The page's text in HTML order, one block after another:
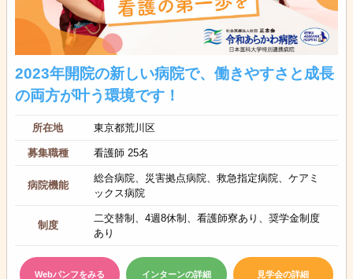
2023年開院の新しい病院で、働きやすさと成長
の両方が叶う環境です！
所在地 東京都荒川区
募集職種 看護師 25名
病院機能
総合病院、災害拠点病院、救急指定病院、ケアミ
ックス病院
制度
二交替制、4週8休制、看護師寮あり、奨学金制度
あり
Webパンフをみる インターンの詳細 見学会の詳細